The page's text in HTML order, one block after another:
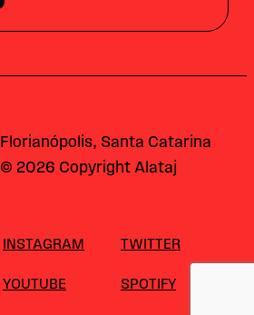
Florianópolis, Santa Catarina
© 2026 Copyright Alataj
INSTAGRAM TWITTER
YOUTUBE SPOTIFY